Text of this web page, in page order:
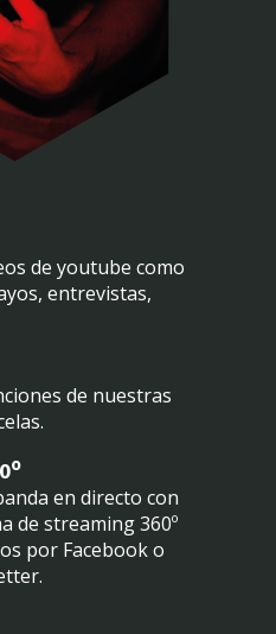
de youtube como
entrevistas,
de nuestras
en directo con
de streaming 360º
por Facebook o